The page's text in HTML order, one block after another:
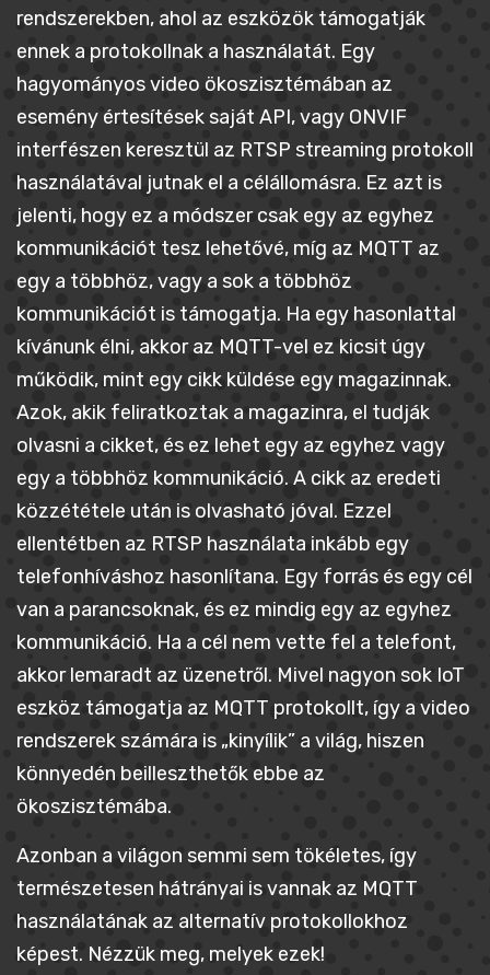
rendszerekben, ahol az eszközök támogatják
ennek a protokollnak a használatát. Egy
hagyományos video ökoszisztémában az
esemény értesítések saját API, vagy ONVIF
interfészen keresztül az RTSP streaming protokoll
használatával jutnak el a célállomásra. Ez azt is
jelenti, hogy ez a módszer csak egy az egyhez
kommunikációt tesz lehetővé, míg az MQTT az
egy a többhöz, vagy a sok a többhöz
kommunikációt is támogatja. Ha egy hasonlattal
kívánunk élni, akkor az MQTT-vel ez kicsit úgy
működik, mint egy cikk küldése egy magazinnak.
Azok, akik feliratkoztak a magazinra, el tudják
olvasni a cikket, és ez lehet egy az egyhez vagy
egy a többhöz kommunikáció. A cikk az eredeti
közzététele után is olvasható jóval. Ezzel
ellentétben az RTSP használata inkább egy
telefonhíváshoz hasonlítana. Egy forrás és egy cél
van a parancsoknak, és ez mindig egy az egyhez
kommunikáció. Ha a cél nem vette fel a telefont,
akkor lemaradt az üzenetről. Mivel nagyon sok IoT
eszköz támogatja az MQTT protokollt, így a video
rendszerek számára is „kinyílik” a világ, hiszen
könnyedén beilleszthetők ebbe az
ökoszisztémába.
Azonban a világon semmi sem tökéletes, így
természetesen hátrányai is vannak az MQTT
használatának az alternatív protokollokhoz
képest. Nézzük meg, melyek ezek!